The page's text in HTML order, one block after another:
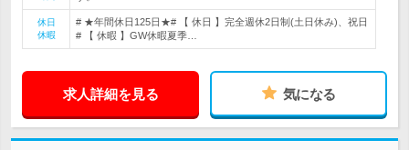
休日
休暇
# ★年間休日125日★# 【 休日 】完全週休2日制(土日休み)、祝日
# 【 休暇 】GW休暇夏季…
求人詳細を見る 気になる